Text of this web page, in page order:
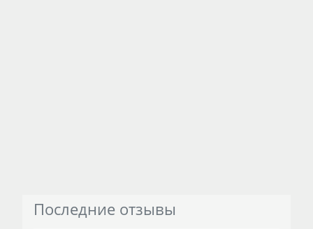
Последние отзывы